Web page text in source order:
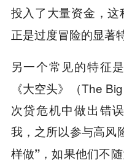
投入了大量资金，这
正是过度冒险的显著
另一个常见的特征
《大空头》（The
次贷危机中做出错
我，之所以参与高风
样做”，如果他们不